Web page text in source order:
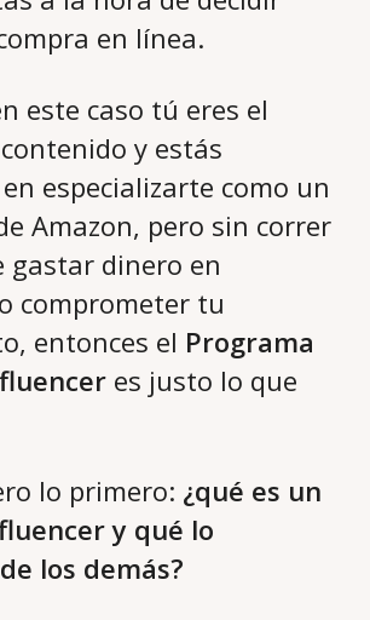
en línea.
este caso tú eres el
y estás
especializarte como un
Amazon, pero sin correr
gastar dinero en
comprometer tu
entonces el Programa
es justo lo que
lo primero: ¿qué es un
y qué lo
los demás?